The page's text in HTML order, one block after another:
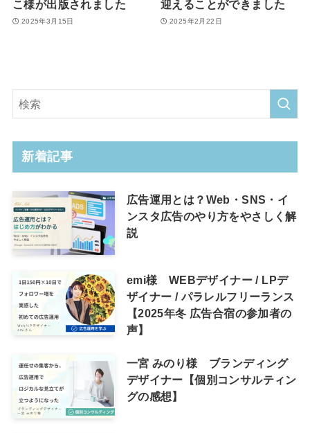
こ様が出版されました
2025年3月15日
迎えることができました
2025年2月22日
新着記事
広告運用とは？Web・SNS・イ
ンスタ広告のやり方をやさしく解
説
emi様 WEBデザイナー / LPデ
ザイナー / パラレルフリーランス
【2025年冬 広告合宿の参加者の
声】
一宮 みのり様 ブランディング
デザイナー【個別コンサルティン
グの感想】